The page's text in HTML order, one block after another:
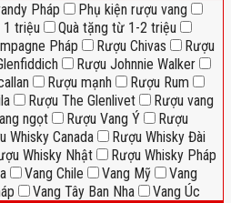
Pháp
Phụ kiện rượu vang
1 triệu
Quà tặng từ 1-2 triệu
Pháp Rượu Chivas
Rượu
Rượu Johnnie Walker
Rượu mạnh
Rượu Rum
Rượu The Glenlivet
Rượu vang
ngọt Rượu Vang Ý
Rượu
Whisky Canada
Rượu Whisky Đài
Whisky Nhật
Rượu Whisky Pháp
Vang Chile Vang Mỹ
Vang
Vang Tây Ban Nha Vang Úc